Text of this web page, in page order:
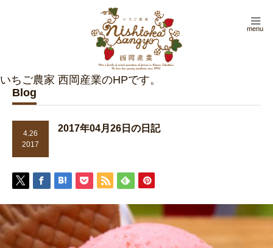
menu
Blog
4.26
2017
2017年04月26日の日記